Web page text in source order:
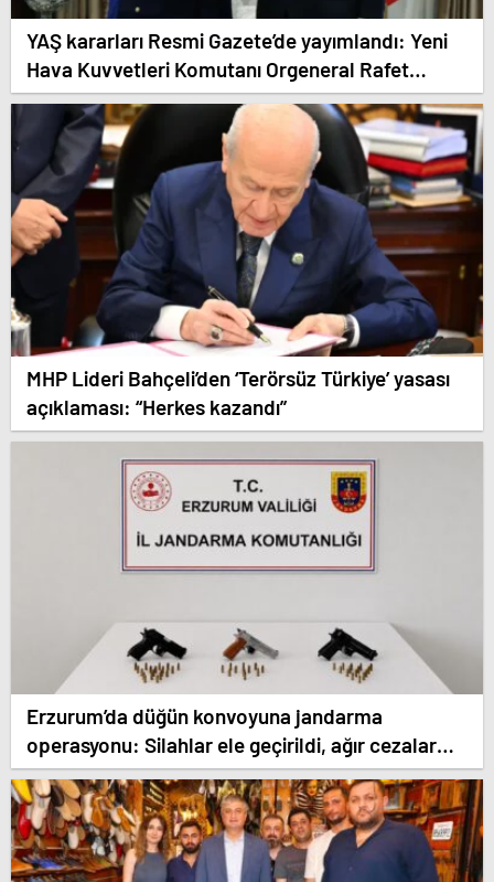
YAŞ kararları Resmi Gazete’de yayımlandı: Yeni
Hava Kuvvetleri Komutanı Orgeneral Rafet
Dalkıran
MHP Lideri Bahçeli’den ‘Terörsüz Türkiye’ yasası
açıklaması: “Herkes kazandı”
Erzurum’da düğün konvoyuna jandarma
operasyonu: Silahlar ele geçirildi, ağır cezalar
kesildi